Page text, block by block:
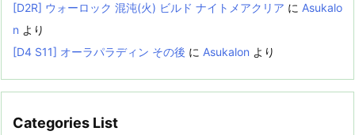
[D2R] ウォーロック 混沌(火) ビルド ナイトメアクリア に Asukalo
n より
[D4 S11] オーラパラディン その後 に Asukalon より
Categories List